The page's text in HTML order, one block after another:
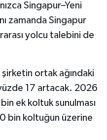
Singapur–Yeni
zamanda Singapur
yolcu talebini de
ortak ağındaki
17 artacak. 2026
ek koltuk sunulması
bin koltuğun üzerine